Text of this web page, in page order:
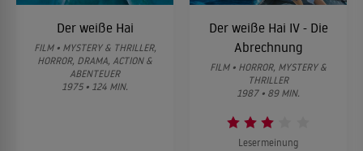
Der weiße Hai
FILM • MYSTERY & THRILLER,
HORROR, DRAMA, ACTION &
ABENTEUER
1975 • 124 MIN.
Der weiße Hai IV - Die
Abrechnung
FILM • HORROR, MYSTERY &
THRILLER
1987 • 89 MIN.
Lesermeinung